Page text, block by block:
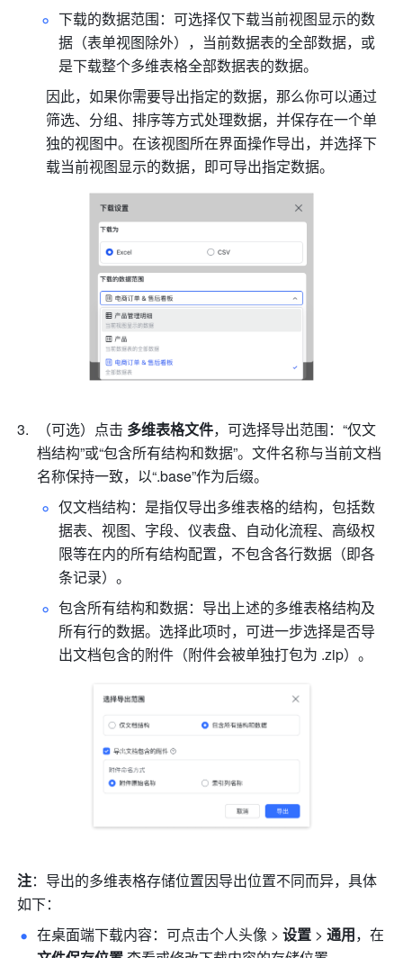
下载的数据范围：可选择仅下载当前视图显示的数
据（表单视图除外），当前数据表的全部数据，或
是下载整个多维表格全部数据表的数据。
因此，如果你需要导出指定的数据，那么你可以通过
筛选、分组、排序等方式处理数据，并保存在一个单
独的视图中。在该视图所在界面操作导出，并选择下
载当前视图显示的数据，即可导出指定数据。
（可选） 点击 多维表格文件，可选择导出范围：“仅文
档结构”或“包含所有结构和数据”。文件名称与当前文档
名称保持一致，以“.base”作为后缀。
仅文档结构：是指仅导出多维表格的结构，包括数
据表、视图、字段、仪表盘、自动化流程、高级权
限等在内的所有结构配置，不包含各行数据（即各
条记录）。
包含所有结构和数据：导出上述的多维表格结构及
所有行的数据。选择此项时，可进一步选择是否导
出文档包含的附件（附件会被单独打包为 .zip）。
注：导出的多维表格存储位置因导出位置不同而异，具体
如下：
在桌面端下载内容：可点击个人头像 > 设置 > 通用，在